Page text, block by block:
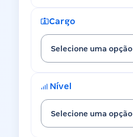
Cargo
Selecione uma opção
Nível
Selecione uma opção